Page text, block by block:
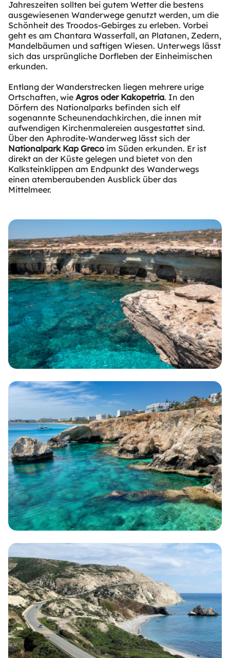
Jahreszeiten sollten bei gutem Wetter die bestens
ausgewiesenen Wanderwege genutzt werden, um die
Schönheit des Troodos-Gebirges zu erleben. Vorbei
geht es am Chantara Wasserfall, an Platanen, Zedern,
Mandelbäumen und saftigen Wiesen. Unterwegs lässt
sich das ursprüngliche Dorfleben der Einheimischen
erkunden.
Entlang der Wanderstrecken liegen mehrere urige
Ortschaften, wie Agros oder Kakopetria. In den
Dörfern des Nationalparks befinden sich elf
sogenannte Scheunendachkirchen, die innen mit
aufwendigen Kirchenmalereien ausgestattet sind.
Über den Aphrodite-Wanderweg lässt sich der
Nationalpark Kap Greco im Süden erkunden. Er ist
direkt an der Küste gelegen und bietet von den
Kalksteinklippen am Endpunkt des Wanderwegs
einen atemberaubenden Ausblick über das
Mittelmeer.